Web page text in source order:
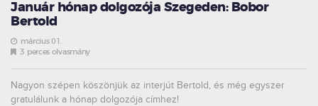
Január hónap dolgozója Szegeden: Bobor
Bertold
március 01.
3 perces olvasmány
Nagyon szépen köszönjük az interjút Bertold, és még egyszer
gratulálunk a hónap dolgozója címhez!